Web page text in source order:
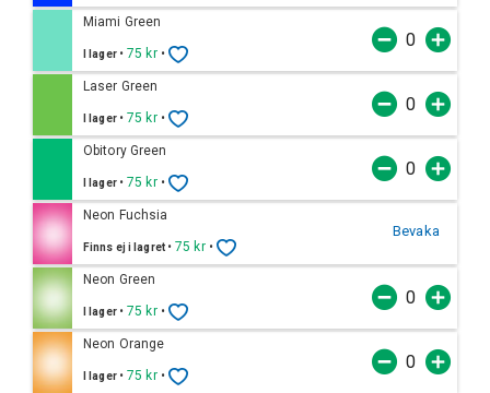
Miami Green
I lager •75 kr •
Laser Green
I lager •75 kr •
Obitory Green
I lager •75 kr •
Bevaka
Neon Fuchsia
Finns ej i lagret •75 kr •
Neon Green
I lager •75 kr •
Neon Orange
I lager •75 kr •